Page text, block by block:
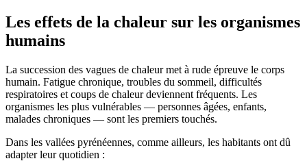
Les effets de la chaleur sur les organismes
humains
La succession des vagues de chaleur met à rude épreuve le corps
humain. Fatigue chronique, troubles du sommeil, difficultés
respiratoires et coups de chaleur deviennent fréquents. Les
organismes les plus vulnérables — personnes âgées, enfants,
malades chroniques — sont les premiers touchés.
Dans les vallées pyrénéennes, comme ailleurs, les habitants ont dû
adapter leur quotidien :